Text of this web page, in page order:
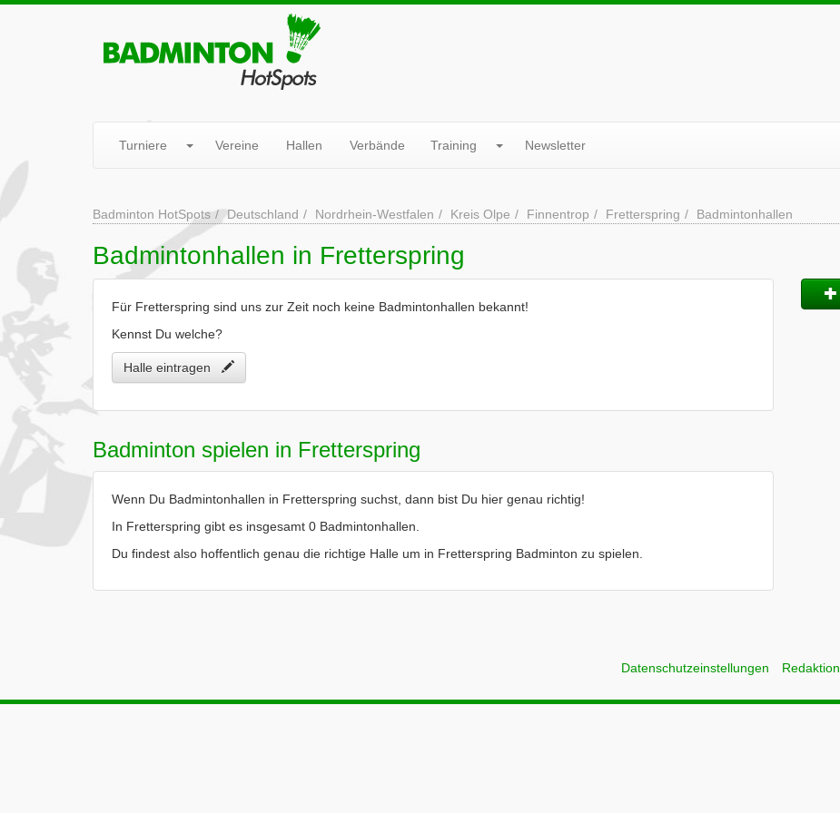
Turniere Vereine Hallen Verbände Training Newsletter
Badminton HotSpots Deutschland Nordrhein-Westfalen Kreis Olpe Finnentrop Fretterspring Badmintonhallen
Badmintonhallen in Fretterspring
Für Fretterspring sind uns zur Zeit noch keine Badmintonhallen bekannt!
Kennst Du welche?
Halle eintragen
Badminton spielen in Fretterspring
Wenn Du Badmintonhallen in Fretterspring suchst, dann bist Du hier genau richtig!
In Fretterspring gibt es insgesamt 0 Badmintonhallen.
Du findest also hoffentlich genau die richtige Halle um in Fretterspring Badminton zu spielen.
Datenschutzeinstellungen Redaktion